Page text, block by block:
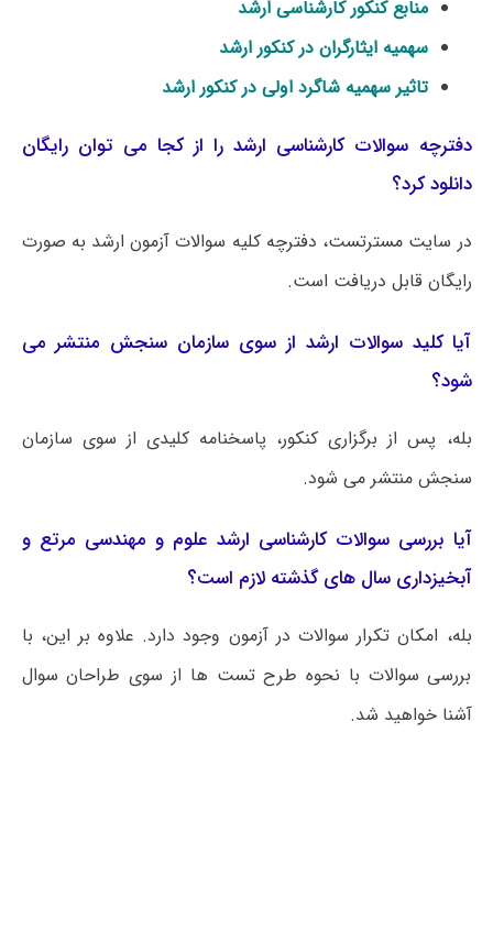
منابع کنکور کارشناسی ارشد
سهمیه ایثارگران در کنکور ارشد
تاثیر سهمیه شاگرد اولی در کنکور ارشد
دفترچه سوالات کارشناسی ارشد را از کجا می توان رایگان
دانلود کرد؟
در سایت مسترتست، دفترچه کلیه سوالات آزمون ارشد به صورت
رایگان قابل دریافت است.
آیا کلید سوالات ارشد از سوی سازمان سنجش منتشر می
شود؟
بله، پس از برگزاری کنکور، پاسخنامه کلیدی از سوی سازمان
سنجش منتشر می شود.
آیا بررسی سوالات کارشناسی ارشد علوم و مهندسی مرتع و
آبخیزداری سال های گذشته لازم است؟
بله، امکان تکرار سوالات در آزمون وجود دارد. علاوه بر این، با
بررسی سوالات با نحوه طرح تست ها از سوی طراحان سوال
آشنا خواهید شد.